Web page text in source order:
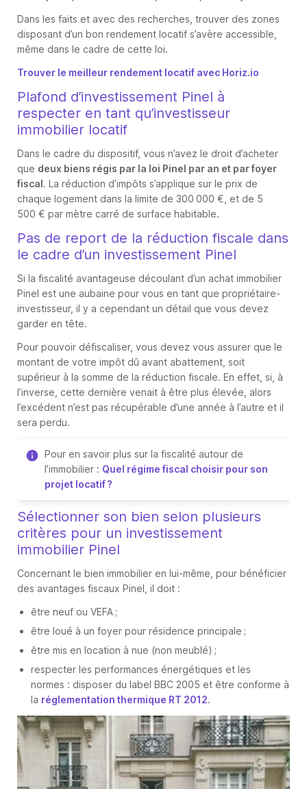
Dans les faits et avec des recherches, trouver des zones
disposant d’un bon rendement locatif s’avère accessible,
même dans le cadre de cette loi.
Trouver le meilleur rendement locatif avec Horiz.io
Plafond d’investissement Pinel à
respecter en tant qu’investisseur
immobilier locatif
Dans le cadre du dispositif, vous n’avez le droit d’acheter
que deux biens régis par la loi Pinel par an et par foyer
fiscal. La réduction d’impôts s’applique sur le prix de
chaque logement dans la limite de 300 000 €, et de 5
500 € par mètre carré de surface habitable.
Pas de report de la réduction fiscale dans
le cadre d’un investissement Pinel
Si la fiscalité avantageuse découlant d’un achat immobilier
Pinel est une aubaine pour vous en tant que propriétaire-
investisseur, il y a cependant un détail que vous devez
garder en tête.
Pour pouvoir défiscaliser, vous devez vous assurer que le
montant de votre impôt dû avant abattement, soit
supérieur à la somme de la réduction fiscale. En effet, si, à
l’inverse, cette dernière venait à être plus élevée, alors
l’excédent n’est pas récupérable d’une année à l’autre et il
sera perdu.
Pour en savoir plus sur la fiscalité autour de
l’immobilier : Quel régime fiscal choisir pour son
projet locatif ?
Sélectionner son bien selon plusieurs
critères pour un investissement
immobilier Pinel
Concernant le bien immobilier en lui-même, pour bénéficier
des avantages fiscaux Pinel, il doit :
être neuf ou VEFA ;
être loué à un foyer pour résidence principale ;
être mis en location à nue (non meublé) ;
respecter les performances énergétiques et les
normes : disposer du label BBC 2005 et être conforme à
la réglementation thermique RT 2012.